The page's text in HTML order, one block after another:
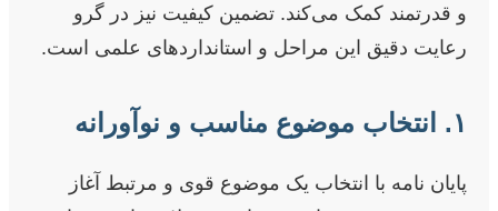
و قدرتمند کمک می‌کند. تضمین کیفیت نیز در گرو
رعایت دقیق این مراحل و استانداردهای علمی است.
۱. انتخاب موضوع مناسب و نوآورانه
پایان نامه با انتخاب یک موضوع قوی و مرتبط آغاز